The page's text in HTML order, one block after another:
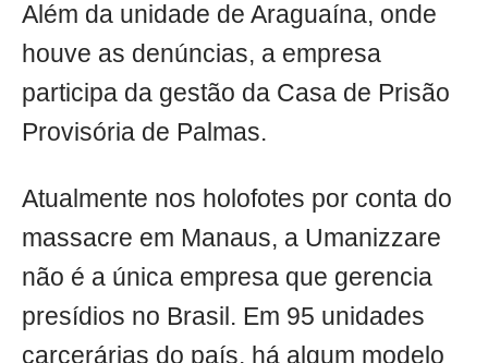
Além da unidade de Araguaína, onde
houve as denúncias, a empresa
participa da gestão da Casa de Prisão
Provisória de Palmas.
Atualmente nos holofotes por conta do
massacre em Manaus, a Umanizzare
não é a única empresa que gerencia
presídios no Brasil. Em 95 unidades
carcerárias do país, há algum modelo